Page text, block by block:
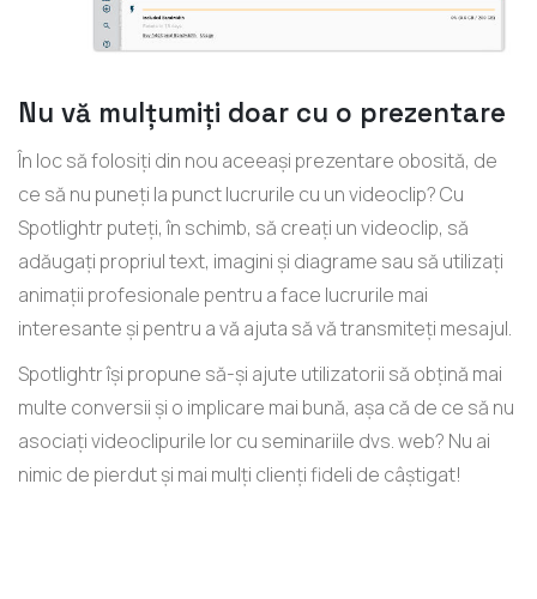
Nu vă mulțumiți doar cu o prezentare
În loc să folosiți din nou aceeași prezentare obosită, de
ce să nu puneți la punct lucrurile cu un videoclip? Cu
Spotlightr puteți, în schimb, să creați un videoclip, să
adăugați propriul text, imagini și diagrame sau să utilizați
animații profesionale pentru a face lucrurile mai
interesante și pentru a vă ajuta să vă transmiteți mesajul.
Spotlightr își propune să-și ajute utilizatorii să obțină mai
multe conversii și o implicare mai bună, așa că de ce să nu
asociați videoclipurile lor cu seminariile dvs. web? Nu ai
nimic de pierdut și mai mulți clienți fideli de câștigat!